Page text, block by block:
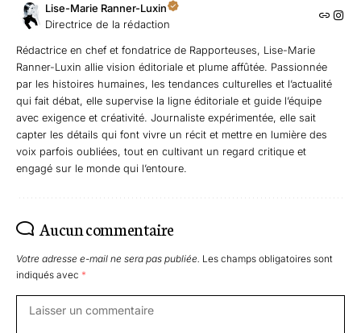
Lise-Marie Ranner-Luxin
Directrice de la rédaction
Rédactrice en chef et fondatrice de Rapporteuses, Lise-Marie
Ranner-Luxin allie vision éditoriale et plume affûtée. Passionnée
par les histoires humaines, les tendances culturelles et l’actualité
qui fait débat, elle supervise la ligne éditoriale et guide l’équipe
avec exigence et créativité. Journaliste expérimentée, elle sait
capter les détails qui font vivre un récit et mettre en lumière des
voix parfois oubliées, tout en cultivant un regard critique et
engagé sur le monde qui l’entoure.
Aucun commentaire
Votre adresse e-mail ne sera pas publiée. Les champs obligatoires sont
indiqués avec *